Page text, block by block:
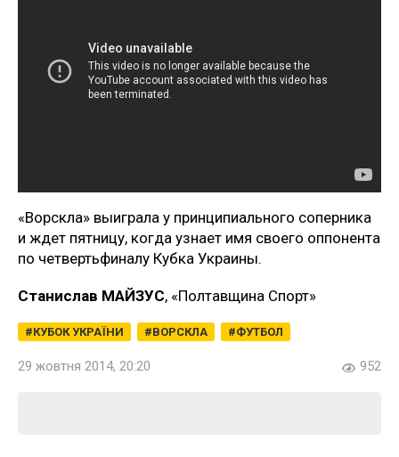
«Ворскла» выиграла у принципиального соперника
и ждет пятницу, когда узнает имя своего оппонента
по четвертьфиналу Кубка Украины.
Станислав МАЙЗУС, «Полтавщина Спорт»
КУБОК УКРАЇНИ ВОРСКЛА ФУТБОЛ
29 жовтня 2014, 20:20 952